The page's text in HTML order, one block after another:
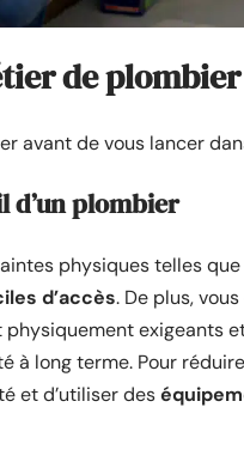
de plombier
avant de vous lancer
d’un plombier
physiques telles que
d’accès. De plus,
exigeants
à long terme. Pour
et d’utiliser des